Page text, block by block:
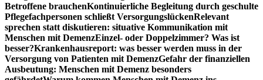
Betroffene brauchenKontinuierliche Begleitung durch geschulte
Pflegefachpersonen schließt VersorgungslückenRelevant
sprechen statt diskutieren: situative Kommunikation mit
Menschen mit DemenzEinzel- oder Doppelzimmer? Was ist
besser?Krankenhausreport: was besser werden muss in der
Versorgung von Patienten mit DemenzGefahr der finanziellen
Ausbeutung: Menschen mit Demenz besonders